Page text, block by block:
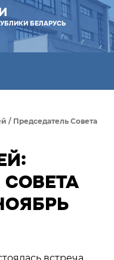
БЕЛАРУСЬ
/ Председатель Совета
СОВЕТА